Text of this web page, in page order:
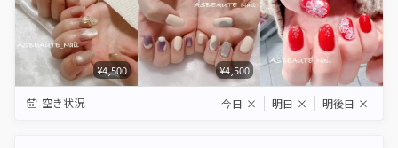
¥4,500 ¥4,500
空き状況 今日 × 明日 × 明後日 ×